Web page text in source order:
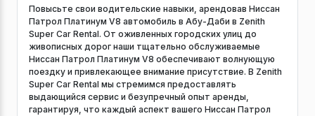
Повысьте свои водительские навыки, арендовав Ниссан
Патрол Платинум V8 автомобиль в Абу-Даби в Zenith
Super Car Rental. От оживленных городских улиц до
живописных дорог наши тщательно обслуживаемые
Ниссан Патрол Платинум V8 обеспечивают волнующую
поездку и привлекающее внимание присутствие. В Zenith
Super Car Rental мы стремимся предоставлять
выдающийся сервис и безупречный опыт аренды,
гарантируя, что каждый аспект вашего Ниссан Патрол